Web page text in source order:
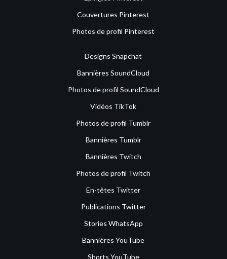
Couvertures Pinterest
Photos de profil Pinterest
Designs Snapchat
Bannières SoundCloud
Photos de profil SoundCloud
Vidéos TikTok
Photos de profil Tumblr
Bannières Tumblr
Bannières Twitch
Photos de profil Twitch
En-têtes Twitter
Publications Twitter
Stories WhatsApp
Bannières YouTube
Shorts YouTube